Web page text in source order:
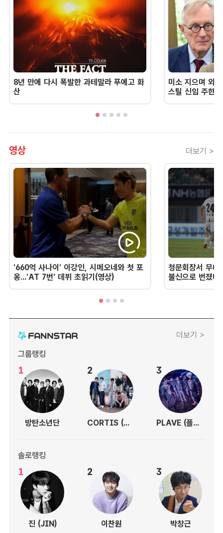
8년 만에 다시 폭발한 과테말라 푸에고 화
산
미소 지으며 외
스틸 신임 주한
영상 더보기 >
'660억 사나이' 이강인, 시메오네와 첫 포
옹...'AT 7번' 데뷔 초읽기(영상)
청문회장서 무너
불신으로 번졌
더보기 >
그룹랭킹
1
방탄소년단
2
CORTIS (코르티스)
3
PLAVE (플레이브)
솔로랭킹
1
진 (JIN)
2
이찬원
3
박창근